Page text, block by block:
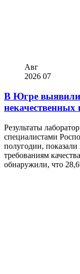
Авг
2026 07
В Югре выявили
Результаты
специалистами
полугодии,
требованиям
обнаружили, что